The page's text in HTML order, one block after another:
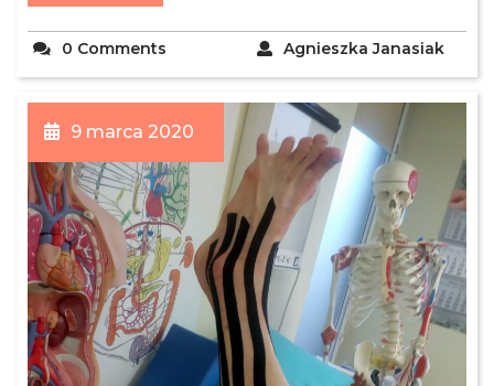
Agnieszka Janasiak
0 Comments
9 marca 2020